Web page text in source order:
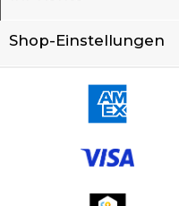
Shop-Einstellungen